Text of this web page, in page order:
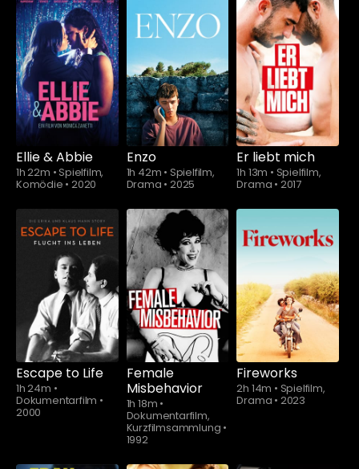
Ellie & Abbie
1h 22m • Spielfilm,
Komödie • 2020
Schauen Sie
ab$5.90
Enzo
1h 42m • Spielfilm,
Drama • 2025
Er liebt mich
1h 13m • Spielfilm,
Drama • 2017
Escape to Life
1h 24m •
Dokumentarfilm •
2000
Female
Misbehavior
1h 18m •
Dokumentarfilm,
Kurzfilmsammlung •
1992
Schauen Sie
ab$5.90
Fireworks
2h 14m • Spielfilm,
Drama • 2023